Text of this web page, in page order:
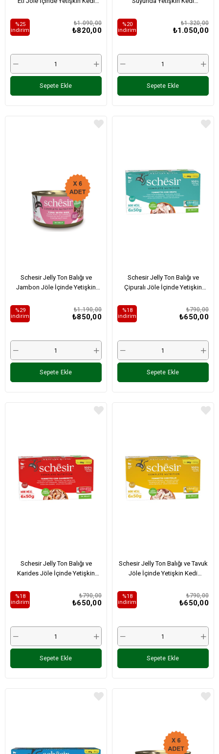
₺820,00
₺1.090,00
%25
i̇ndirim
Sepete Ekle
₺1.050,00
₺1.320,00
%20
i̇ndirim
Sepete Ekle
Schesir Jelly Ton Balığı ve
Jambon Jöle İçinde Yetişkin
₺850,00
₺1.190,00
%29
i̇ndirim
Sepete Ekle
Schesir Jelly Ton Balığı ve
Çipuralı Jöle İçinde Yetişkin
₺650,00
₺790,00
%18
i̇ndirim
Sepete Ekle
Schesir Jelly Ton Balığı ve
Karides Jöle İçinde Yetişkin
₺650,00
₺790,00
%18
i̇ndirim
Sepete Ekle
Schesir Jelly Ton Balığı ve Tavuk
Jöle İçinde Yetişkin Kedi
₺650,00
₺790,00
%18
i̇ndirim
Sepete Ekle